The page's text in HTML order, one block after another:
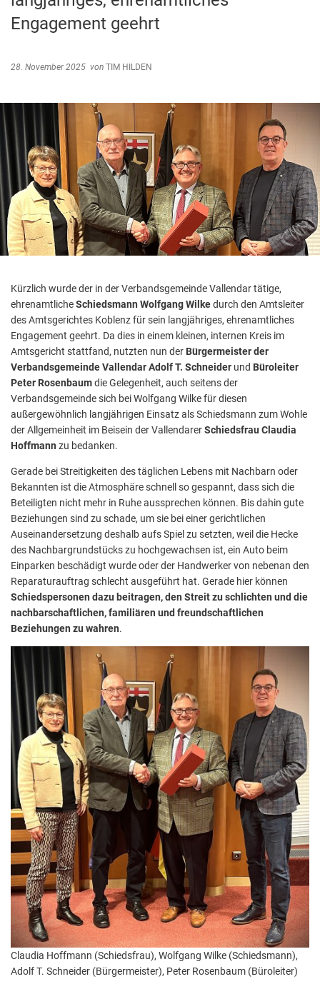
Engagement geehrt
28. November 2025 von TIM HILDEN
Kürzlich wurde der in der Verbandsgemeinde Vallendar tätige,
ehrenamtlicheSchiedsmann Wolfgang Wilkedurch den Amtsleiter
des Amtsgerichtes Koblenz für sein langjähriges, ehrenamtliches
Engagement geehrt. Da dies in einem kleinen, internen Kreis im
Amtsgericht stattfand, nutzten nun der Bürgermeister der
Verbandsgemeinde Vallendar Adolf T. Schneider und Büroleiter
Peter Rosenbaumdie Gelegenheit, auch seitens der
Verbandsgemeinde sich bei Wolfgang Wilke für diesen
außergewöhnlich langjährigen Einsatz als Schiedsmann zum Wohle
der Allgemeinheit im Beisein der VallendarerSchiedsfrau Claudia
Hoffmann zu bedanken.
Gerade bei Streitigkeiten des täglichen Lebens mit Nachbarn oder
Bekannten ist die Atmosphäre schnell so gespannt, dass sich die
Beteiligten nicht mehr in Ruhe aussprechen können. Bis dahin gute
Beziehungen sind zu schade, um sie bei einer gerichtlichen
Auseinandersetzung deshalb aufs Spiel zu setzten, weil die Hecke
des Nachbargrundstücks zu hochgewachsen ist, ein Auto beim
Einparken beschädigt wurde oder der Handwerker von nebenan den
Reparaturauftrag schlecht ausgeführt hat. Gerade hier können
Schiedspersonen dazu beitragen, den Streit zu schlichten und die
nachbarschaftlichen, familiären und freundschaftlichen
Beziehungen zu wahren.
Claudia Hoffmann (Schiedsfrau), Wolfgang Wilke (Schiedsmann),
Adolf T. Schneider (Bürgermeister), Peter Rosenbaum (Büroleiter)